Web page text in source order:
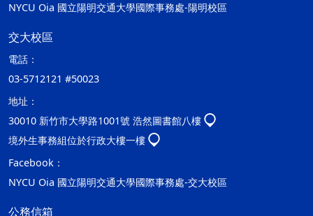
NYCU Oia 國立陽明交通大學國際事務處-陽明校區
交大校區
電話：
03-5712121 #50023
地址：
30010 新竹市大學路1001號 浩然圖書館八樓
境外生事務組位於行政大樓一樓
Facebook：
NYCU Oia 國立陽明交通大學國際事務處-交大校區
公務信箱